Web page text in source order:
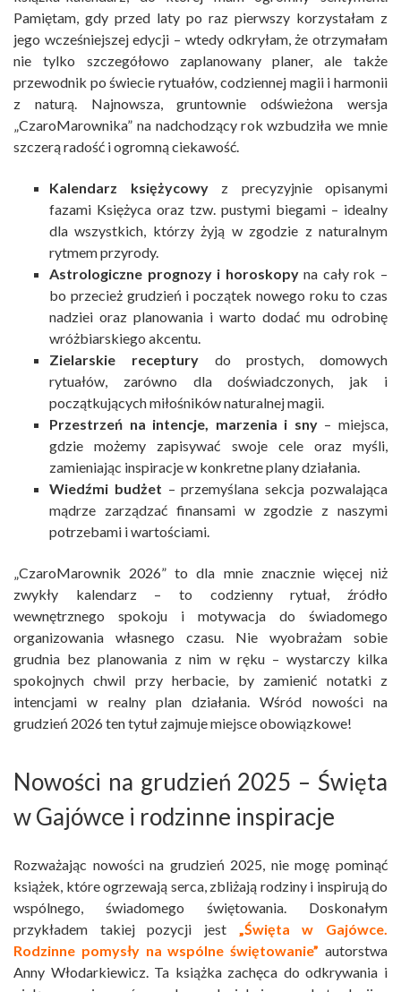
Pamiętam, gdy przed laty po raz pierwszy korzystałam z
jego wcześniejszej edycji – wtedy odkryłam, że otrzymałam
nie tylko szczegółowo zaplanowany planer, ale także
przewodnik po świecie rytuałów, codziennej magii i harmonii
z naturą. Najnowsza, gruntownie odświeżona wersja
„CzaroMarownika” na nadchodzący rok wzbudziła we mnie
szczerą radość i ogromną ciekawość.
Kalendarz księżycowyz precyzyjnie opisanymi
fazami Księżyca oraz tzw. pustymi biegami – idealny
dla wszystkich, którzy żyją w zgodzie z naturalnym
rytmem przyrody.
Astrologiczne prognozy i horoskopyna cały rok –
bo przecież grudzień i początek nowego roku to czas
nadziei oraz planowania i warto dodać mu odrobinę
wróżbiarskiego akcentu.
Zielarskie recepturydo prostych, domowych
rytuałów, zarówno dla doświadczonych, jak i
początkujących miłośników naturalnej magii.
Przestrzeń na intencje, marzenia i sny– miejsca,
gdzie możemy zapisywać swoje cele oraz myśli,
zamieniając inspiracje w konkretne plany działania.
Wiedźmi budżet – przemyślana sekcja pozwalająca
mądrze zarządzać finansami w zgodzie z naszymi
potrzebami i wartościami.
„CzaroMarownik 2026” to dla mnie znacznie więcej niż
zwykły kalendarz – to codzienny rytuał, źródło
wewnętrznego spokoju i motywacja do świadomego
organizowania własnego czasu. Nie wyobrażam sobie
grudnia bez planowania z nim w ręku – wystarczy kilka
spokojnych chwil przy herbacie, by zamienić notatki z
intencjami w realny plan działania. Wśród nowości na
grudzień 2026 ten tytuł zajmuje miejsce obowiązkowe!
Nowości na grudzień 2025 – Święta
w Gajówce i rodzinne inspiracje
Rozważając nowości na grudzień 2025, nie mogę pominąć
książek, które ogrzewają serca, zbliżają rodziny i inspirują do
wspólnego, świadomego świętowania. Doskonałym
przykładem takiej pozycji jest „Święta w Gajówce.
Rodzinne pomysły na wspólne świętowanie” autorstwa
Anny Włodarkiewicz. Ta książka zachęca do odkrywania i